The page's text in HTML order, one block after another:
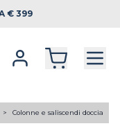
€ 399
Colonne e saliscendi doccia